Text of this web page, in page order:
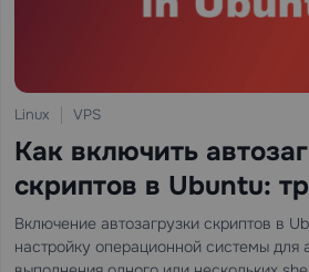
Linux VPS
Как включить
скриптов в Ubuntu:
использованию
Включение автозагрузки скриптов в
настройку операционной системы для